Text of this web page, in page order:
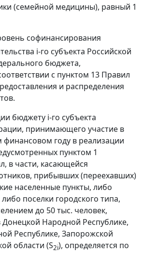
(семейной медицины), равный 1
софинансирования
i-го субъекта Российской
бюджета,
с пунктом 13 Правил
и распределения
бюджету i-го субъекта
принимающего участие в
году в реализации
пунктом 1
в части, касающейся
прибывших (переехавших)
населенные пункты, либо
поселки городского типа,
до 50 тыс. человек,
Народной Республике,
Республике, Запорожской
области (S2i), определяется по